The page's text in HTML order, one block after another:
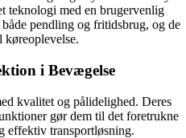
teknologi med en brugervenlig
pendling og fritidsbrug, og de
i Bevægelse
kvalitet og pålidelighed. Deres
gør dem til det foretrukne
effektiv transportløsning.